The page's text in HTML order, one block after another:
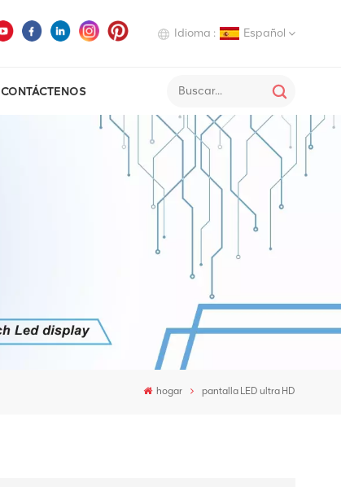
Idioma : Español
Deutsch
Italiano
Español
CONTÁCTENOS
hogar pantalla LED ultra HD